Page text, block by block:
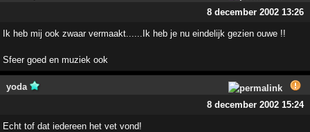
8 december 2002 13:26
Ik heb mij ook zwaar vermaakt......Ik heb je nu eindelijk gezien ouwe !!
Sfeer goed en muziek ook
yoda
8 december 2002 15:24
Echt tof dat iedereen het vet vond!